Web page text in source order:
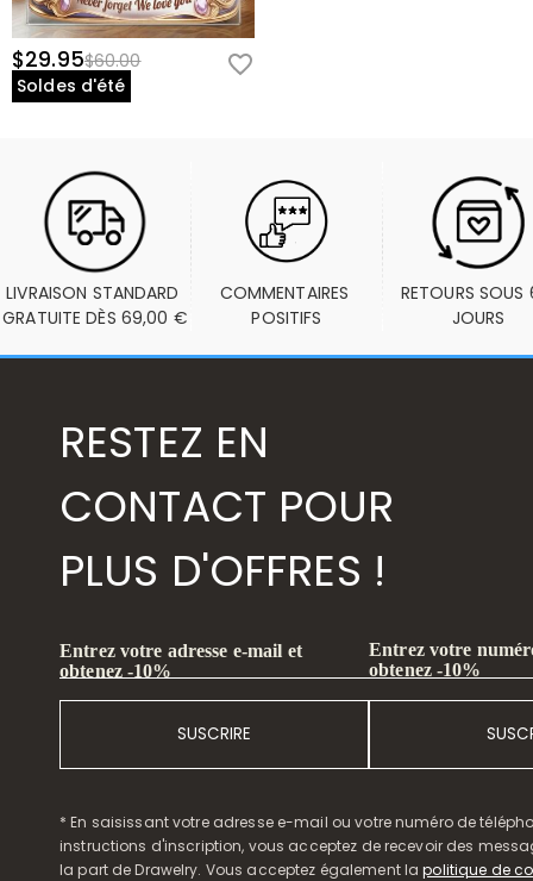
$29.95$60.00
Soldes d'été
LIVRAISON STANDARD
GRATUITE DÈS 69,00 €
COMMENTAIRES
POSITIFS
RETOURS SOUS
JOURS
RESTEZ EN
CONTACT POUR
PLUS D'OFFRES !
Entrez votre adresse e-mail et
obtenez -10%
SUSCRIRE
Entrez votre
obtenez -10%
* En saisissant votre adresse e-mail ou votre numéro de
instructions d'inscription, vous acceptez de recevoir des
la part de Drawelry. Vous acceptez également lapolitique de